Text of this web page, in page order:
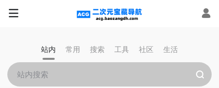
站内 常用 搜索 工具 社区 生活